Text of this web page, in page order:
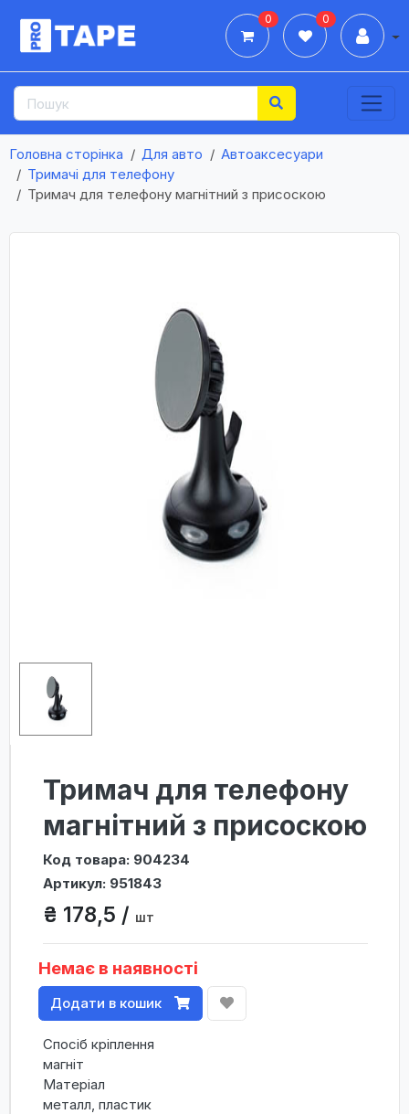
0 0
Головна сторінка Для авто
Автоаксесуари
Тримачі для телефону
Тримач для телефону магнітний з присоскою
Тримач для телефону
магнітний з присоскою
Код товара: 904234
Артикул: 951843
₴ 178,5 / шт
Немає в наявності
Додати в кошик
Спосіб кріплення
магніт
Матеріал
металл, пластик